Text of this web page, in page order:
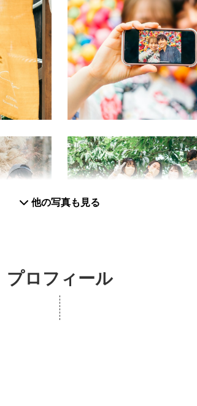
他の写真も見る
プロフィール